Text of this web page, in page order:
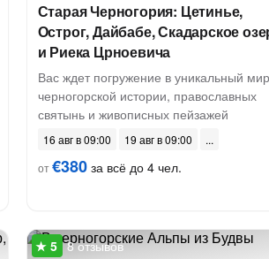
Старая Черногория: Цетинье,
Острог, Дайбабе, Скадарское
и Риека Црноевича
Вас ждет погружение в уникальный мир
черногорской истории, православных
святынь и живописных пейзажей
16 авг в 09:00
19 авг в 09:00
от€380за всё до 4 чел.
8 отзывов